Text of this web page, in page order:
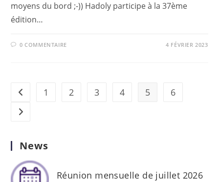
moyens du bord ;-)) Hadoly participe à la 37ème
édition…
0 COMMENTAIRE 4 FÉVRIER 2023
Go to the previous page
1 2 3 4 5 6
Aller à la page suivante
News
Réunion mensuelle de juillet 2026